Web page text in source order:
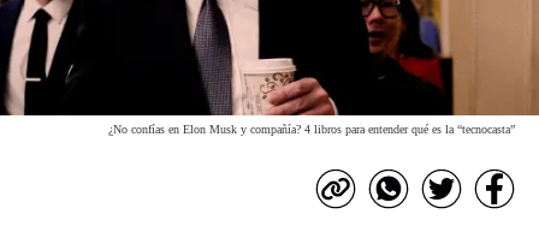
¿No confías en Elon Musk y compañía? 4 libros para entender qué es la “tecnocasta”